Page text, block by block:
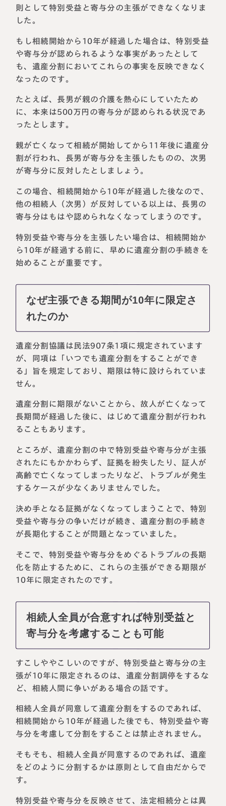
則として特別受益と寄与分の主張ができなくなりま
した。
もし相続開始から10年が経過した場合は、特別受益
や寄与分が認められるような事実があったとして
も、遺産分割においてこれらの事実を反映できなく
なったのです。
たとえば、長男が親の介護を熱心にしていたため
に、本来は500万円の寄与分が認められる状況であ
ったとします。
親が亡くなって相続が開始してから11年後に遺産分
割が行われ、長男が寄与分を主張したものの、次男
が寄与分に反対したとしましょう。
この場合、相続開始から10年が経過した後なので、
他の相続人（次男）が反対している以上は、長男の
寄与分はもはや認められなくなってしまうのです。
特別受益や寄与分を主張したい場合は、相続開始か
ら10年が経過する前に、早めに遺産分割の手続きを
始めることが重要です。
なぜ主張できる期間が10年に限定さ
れたのか
遺産分割協議は民法907条1項に規定されています
が、同項は「いつでも遺産分割をすることができ
る」旨を規定しており、期限は特に設けられていま
せん。
遺産分割に期限がないことから、故人が亡くなって
長期間が経過した後に、はじめて遺産分割が行われ
ることもあります。
ところが、遺産分割の中で特別受益や寄与分が主張
されたにもかかわらず、証拠を紛失したり、証人が
高齢で亡くなってしまったりなど、トラブルが発生
するケースが少なくありませんでした。
決め手となる証拠がなくなってしまうことで、特別
受益や寄与分の争いだけが続き、遺産分割の手続き
が長期化することが問題となっていました。
そこで、特別受益や寄与分をめぐるトラブルの長期
化を防止するために、これらの主張ができる期限が
10年に限定されたのです。
相続人全員が合意すれば特別受益と
寄与分を考慮することも可能
すこしややこしいのですが、特別受益と寄与分の主
張が10年に限定されるのは、遺産分割調停をするな
ど、相続人間に争いがある場合の話です。
相続人全員が同意して遺産分割をするのであれば、
相続開始から10年が経過した後でも、特別受益や寄
与分を考慮して分割をすることは禁止されません。
そもそも、相続人全員が同意するのであれば、遺産
をどのように分割するかは原則として自由だからで
す。
特別受益や寄与分を反映させて、法定相続分とは異